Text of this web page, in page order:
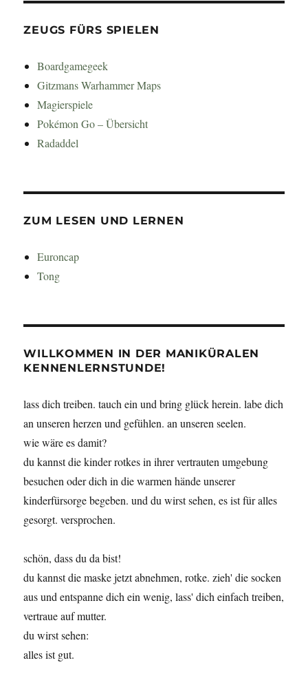
ZEUGS FÜRS SPIELEN
Boardgamegeek
Gitzmans Warhammer Maps
Magierspiele
Pokémon Go – Übersicht
Radaddel
ZUM LESEN UND LERNEN
Euroncap
Tong
WILLKOMMEN IN DER MANIKÜRALEN
KENNENLERNSTUNDE!
lass dich treiben. tauch ein und bring glück herein. labe dich
an unseren herzen und gefühlen. an unseren seelen.
wie wäre es damit?
du kannst die kinder rotkes in ihrer vertrauten umgebung
besuchen oder dich in die warmen hände unserer
kinderfürsorge begeben. und du wirst sehen, es ist für alles
gesorgt. versprochen.
schön, dass du da bist!
du kannst die maske jetzt abnehmen, rotke. zieh' die socken
aus und entspanne dich ein wenig, lass' dich einfach treiben,
vertraue auf mutter.
du wirst sehen:
alles ist gut.